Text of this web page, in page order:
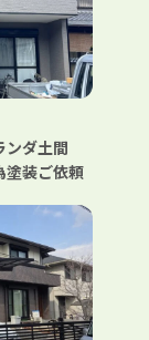
ンダ土間
塗装ご依頼